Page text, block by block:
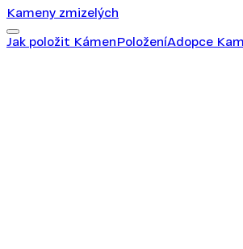
Kameny zmizelých
Jak položit KámenPoloženíAdopce